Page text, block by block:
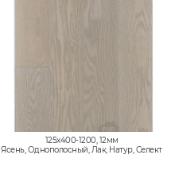
125x400-1200, 12мм
Ясень, Однополосный, Лак, Натур, Селект